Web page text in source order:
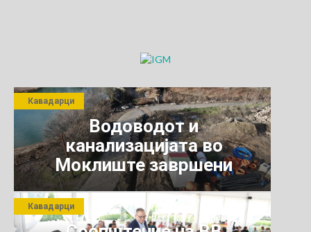
Водоводот и
канализацијата во
Моклиште завршени
Кавадарци
Кавадарци